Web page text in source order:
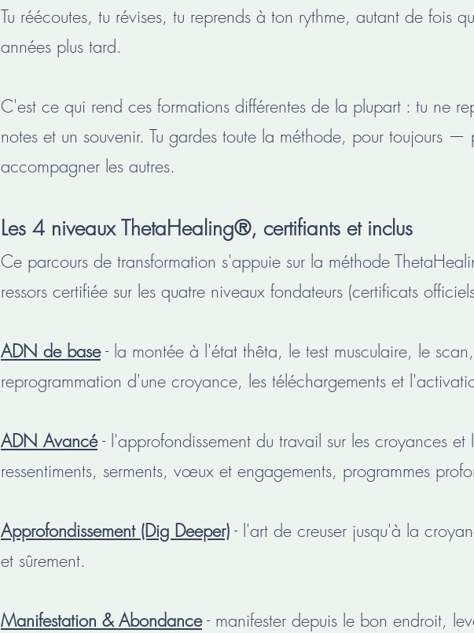
Tu réécoutes, tu révises, tu reprends à ton rythme, autant de fois
années plus tard.
C'est ce qui rend ces formations différentes de la plupart : tu ne
notes et un souvenir. Tu gardes toute la méthode, pour toujours
accompagner les autres.
Les 4 niveaux ThetaHealing®, certifiants et inclus
​Ce parcours de transformation s'appuie sur la méthode
ressors certifiée sur les quatre niveaux fondateurs (certificats
ADN de base- la montée à l'état thêta, le test musculaire, le
reprogrammation d'une croyance, les téléchargements et
ADN Avancé- l'approfondissement du travail sur les croyances et
ressentiments, serments, vœux et engagements, programmes
Approfondissement (Dig Deeper) - l'art de creuser jusqu'à la
et sûrement.
Manifestation & Abondance- manifester depuis le bon endroit,